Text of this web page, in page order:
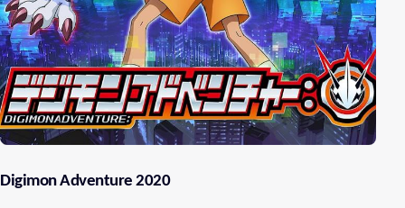
Digimon Adventure 2020